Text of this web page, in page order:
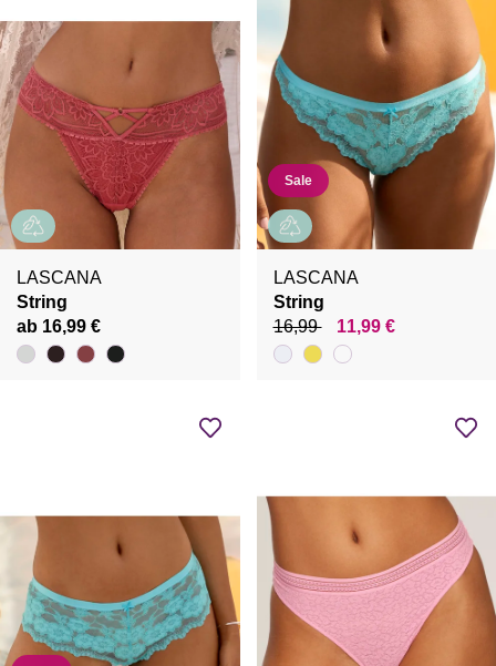
LASCANA
String
ab 16,99 €
Sale
LASCANA
String
16,99
11,99 €